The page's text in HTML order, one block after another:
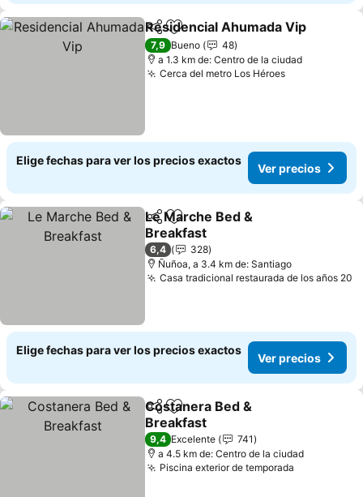
CompartirAgregar a favoritos
Residencial Ahumada Vip
7,9 Bueno
48
a 1.3 km de: Centro de la ciudad
Cerca del metro Los HéroesVer precios
Elige fechas para ver los precios exactos
Ver precios
CompartirAgregar a favoritos
Le Marche Bed &
Breakfast
Ver precios
6,4
328
Ñuñoa, a 3.4 km de: Santiago
Casa tradicional restaurada de los años 20
Elige fechas para ver los precios exactos
Ver precios
CompartirAgregar a favoritos
Costanera Bed &
Breakfast
Ver precios
9,4 Excelente
741
a 4.5 km de: Centro de la ciudad
Piscina exterior de temporada